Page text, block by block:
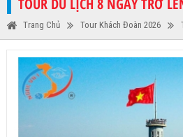
Trang Chủ Tour Khách Đoàn 2026